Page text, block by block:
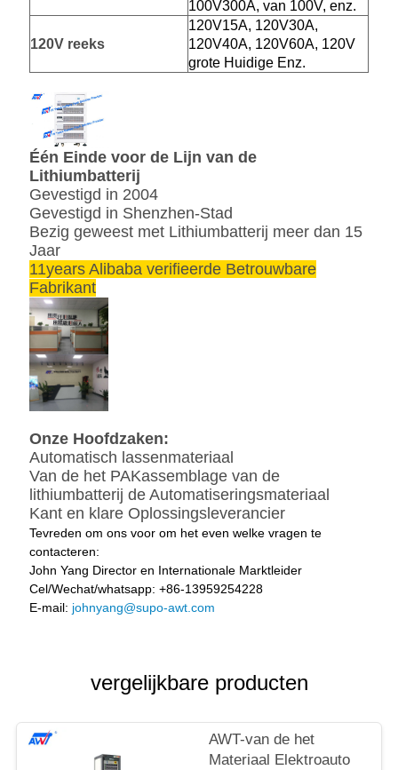
100V300A, van 100V, enz.
120V reeks
120V15A, 120V30A,
120V40A, 120V60A, 120V
grote Huidige Enz.
Één Einde voor de Lijn van de
Lithiumbatterij
Gevestigd in 2004
Gevestigd in Shenzhen-Stad
Bezig geweest met Lithiumbatterij meer dan 15
Jaar
11years Alibaba verifieerde Betrouwbare
Fabrikant
Onze Hoofdzaken:
Automatisch lassenmateriaal
Van de het PAKassemblage van de
lithiumbatterij de Automatiseringsmateriaal
Kant en klare Oplossingsleverancier
Tevreden om ons voor om het even welke vragen te
contacteren:
John Yang Director en Internationale Marktleider
Cel/Wechat/whatsapp: +86-13959254228
E-mail: johnyang@supo-awt.com
vergelijkbare producten
AWT-van de het
Materiaal Elektroauto